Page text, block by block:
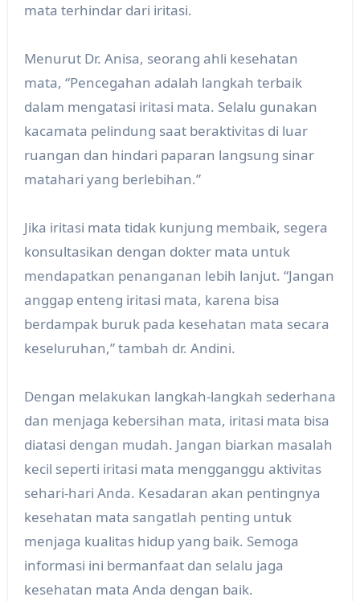
mata terhindar dari iritasi.
Menurut Dr. Anisa, seorang ahli kesehatan
mata, “Pencegahan adalah langkah terbaik
dalam mengatasi iritasi mata. Selalu gunakan
kacamata pelindung saat beraktivitas di luar
ruangan dan hindari paparan langsung sinar
matahari yang berlebihan.”
Jika iritasi mata tidak kunjung membaik, segera
konsultasikan dengan dokter mata untuk
mendapatkan penanganan lebih lanjut. “Jangan
anggap enteng iritasi mata, karena bisa
berdampak buruk pada kesehatan mata secara
keseluruhan,” tambah dr. Andini.
Dengan melakukan langkah-langkah sederhana
dan menjaga kebersihan mata, iritasi mata bisa
diatasi dengan mudah. Jangan biarkan masalah
kecil seperti iritasi mata mengganggu aktivitas
sehari-hari Anda. Kesadaran akan pentingnya
kesehatan mata sangatlah penting untuk
menjaga kualitas hidup yang baik. Semoga
informasi ini bermanfaat dan selalu jaga
kesehatan mata Anda dengan baik.